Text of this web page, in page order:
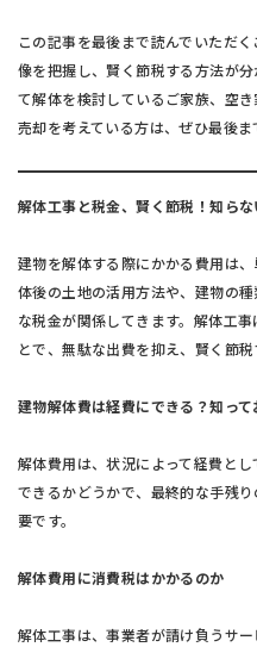
この記事を最後まで読んでいただ
像を把握し、賢く節税する方法が
て解体を検討しているご家族、空
売却を考えている方は、ぜひ最後ま
解体工事と税金、賢く節税！知ら
建物を解体する際にかかる費用は
体後の土地の活用方法や、建物の
な税金が関係してきます。解体工
とで、無駄な出費を抑え、賢く節税
建物解体費は経費にできる？知っ
解体費用は、状況によって経費と
できるかどうかで、最終的な手残
要です。
解体費用に消費税はかかるのか
解体工事は、事業者が請け負うサ